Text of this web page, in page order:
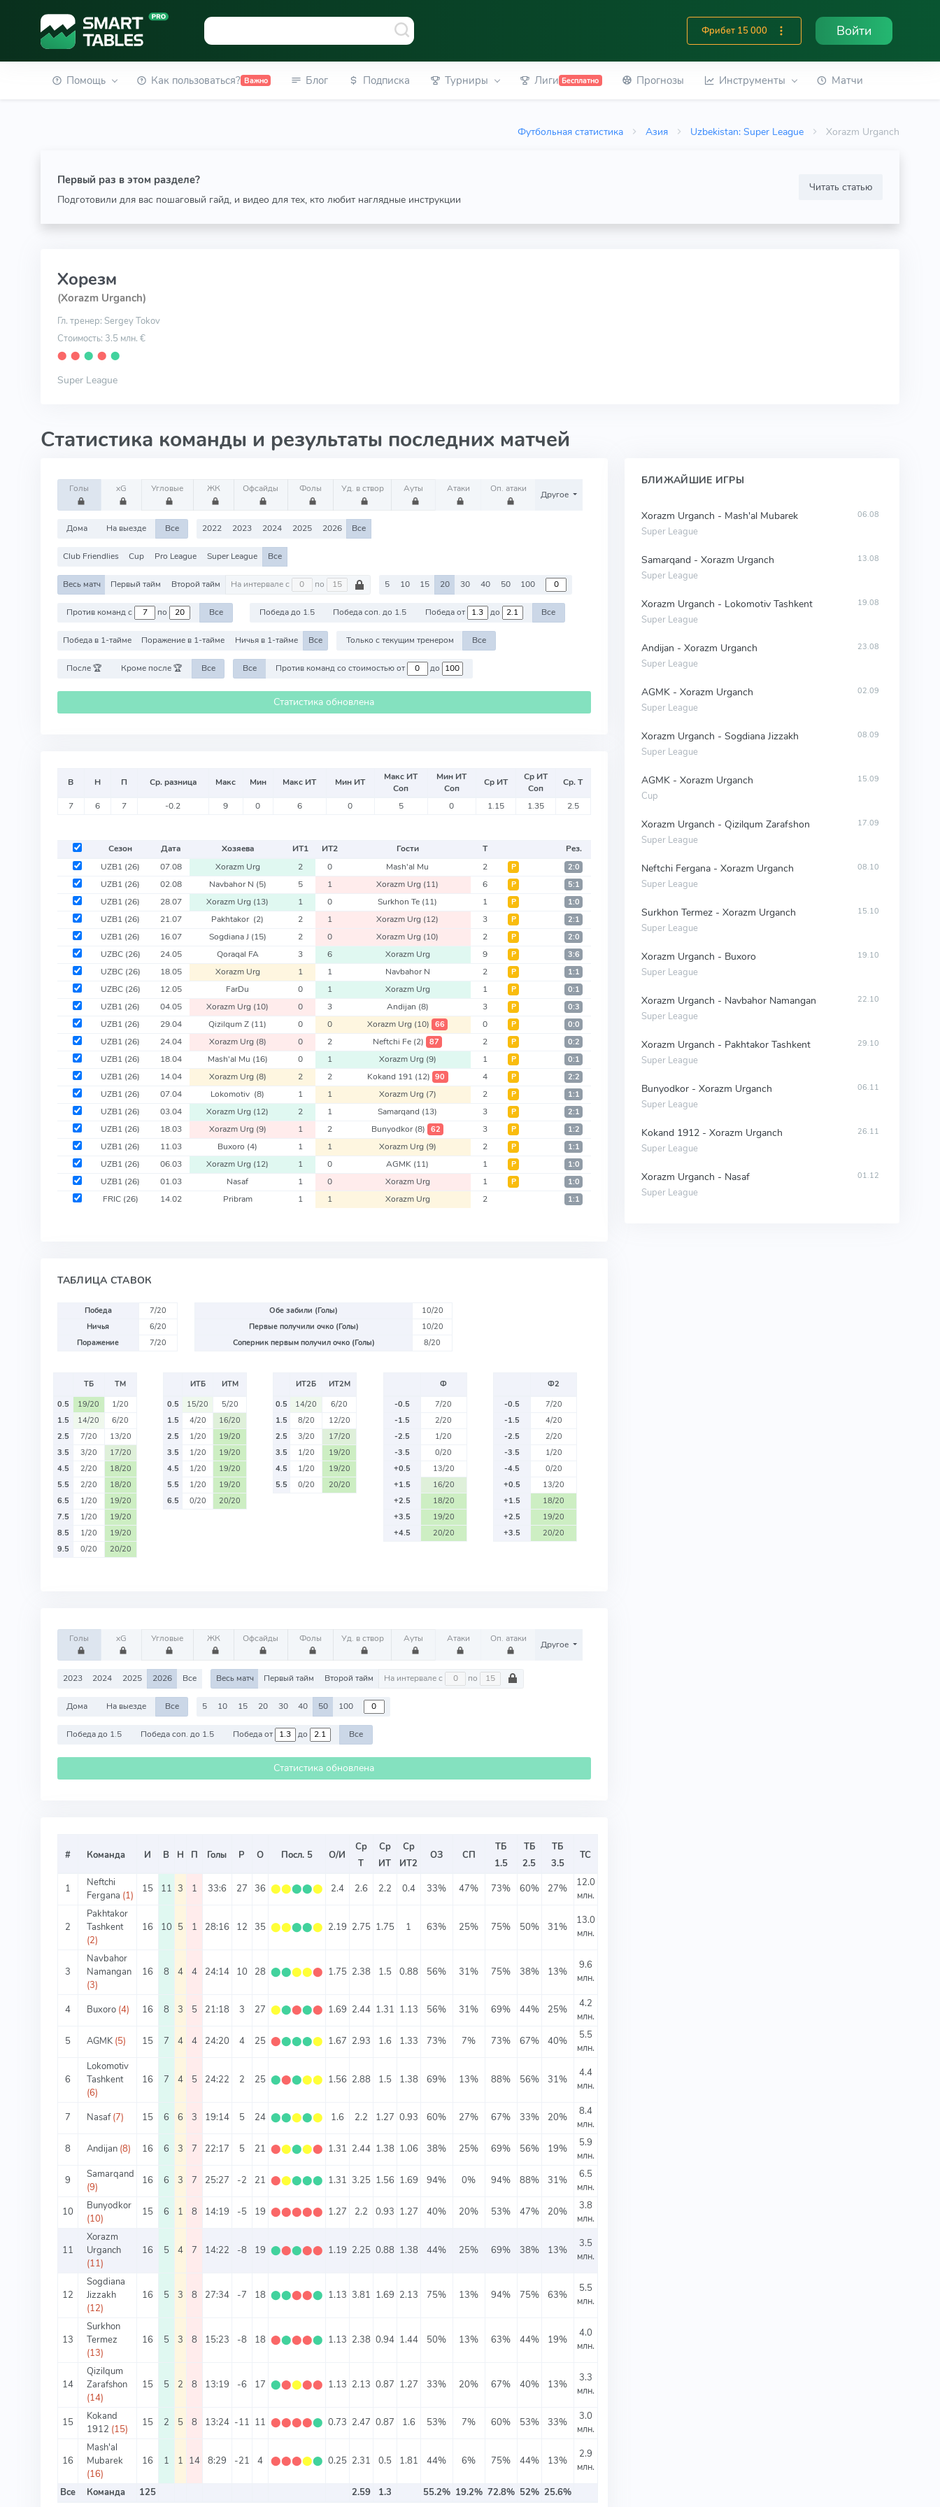
Фрибет 15 000 Войти
Помощь Как пользоваться? Важно Блог Подписка Турниры Лиги Бесплатно Прогнозы Инструменты Матчи
Футбольная статистика Азия Uzbekistan: Super League Xorazm Urganch
Первый раз в этом разделе?
Подготовили для вас пошаговый гайд, и видео для тех, кто любит наглядные инструкции
Читать статью
Хорезм
(Xorazm Urganch)
Гл. тренер: Sergey Tokov
Стоимость: 3.5 млн. €
⬤ ⬤ ⬤ ⬤ ⬤
Super League
Статистика команды и результаты последних матчей
Голы xG Угловые ЖК Офсайды Фолы Уд. в створ Ауты Атаки Оп. атаки
Другое
Дома На выезде Все 2022 2023 2024 2025 2026 Все
Club Friendlies Cup Pro League Super League Все
Весь матч Первый тайм Второй тайм На интервале с по 5 10 15 20 30 40 50 100
Против команд с по Все Победа до 1.5 Победа соп. до 1.5 Победа от до Все
Победа в 1-тайме Поражение в 1-тайме Ничья в 1-тайме Все Только с текущим тренером Все
После 🏆 Кроме после 🏆 Все Все Против команд со стоимостью от до
Статистика обновлена
В Н П Ср. разница Макс Мин Макс ИТ Мин ИТ
Макс ИТ
Соп
Мин ИТ
Соп
Ср ИТ
Ср ИТ
Соп
Ср. Т
7 6 7 -0.2 9 0 6 0 5 0 1.15 1.35 2.5
Сезон Дата Хозяева ИТ1 ИТ2 Гости Т
Рез.
UZB1 (26) 07.08 Xorazm Urg 2 0 Mash'al Mu 2 Р 2:0
UZB1 (26) 02.08 Navbahor N (5) 5 1 Xorazm Urg (11) 6 Р 5:1
UZB1 (26) 28.07 Xorazm Urg (13) 1 0 Surkhon Te (11) 1 Р 1:0
UZB1 (26) 21.07 Pakhtakor (2) 2 1 Xorazm Urg (12) 3 Р 2:1
UZB1 (26) 16.07 Sogdiana J (15) 2 0 Xorazm Urg (10) 2 Р 2:0
UZBC (26) 24.05 Qoraqal FA 3 6 Xorazm Urg 9 Р 3:6
UZBC (26) 18.05 Xorazm Urg 1 1 Navbahor N 2 Р 1:1
UZBC (26) 12.05 FarDu 0 1 Xorazm Urg 1 Р 0:1
UZB1 (26) 04.05 Xorazm Urg (10) 0 3 Andijan (8) 3 Р 0:3
UZB1 (26) 29.04 Qizilqum Z (11) 0 0 Xorazm Urg (10) 66 0 Р 0:0
UZB1 (26) 24.04 Xorazm Urg (8) 0 2 Neftchi Fe (2) 87 2 Р 0:2
UZB1 (26) 18.04 Mash'al Mu (16) 0 1 Xorazm Urg (9) 1 Р 0:1
UZB1 (26) 14.04 Xorazm Urg (8) 2 2 Kokand 191 (12) 90 4 Р 2:2
UZB1 (26) 07.04 Lokomotiv (8) 1 1 Xorazm Urg (7) 2 Р 1:1
UZB1 (26) 03.04 Xorazm Urg (12) 2 1 Samarqand (13) 3 Р 2:1
UZB1 (26) 18.03 Xorazm Urg (9) 1 2 Bunyodkor(8) 62 3 Р 1:2
UZB1 (26) 11.03 Buxoro (4) 1 1 Xorazm Urg (9) 2 Р 1:1
UZB1 (26) 06.03 Xorazm Urg (12) 1 0 AGMK (11) 1 Р 1:0
UZB1 (26) 01.03 Nasaf 1 0 Xorazm Urg 1 Р 1:0
FRIC (26) 14.02 Pribram 1 1 Xorazm Urg 2 1:1
ТАБЛИЦА СТАВОК
Победа
7/20
Ничья
6/20
Поражение
7/20
Обе забили (Голы)
10/20
Первые получили очко (Голы)
10/20
Соперник первым получил очко (Голы)
8/20
ТБ
ТМ
0.5
19/20
1/20
1.5
14/20
6/20
2.5
7/20
13/20
3.5
3/20
17/20
4.5
2/20
18/20
5.5
2/20
18/20
6.5
1/20
19/20
7.5
1/20
19/20
8.5
1/20
19/20
9.5
0/20 20/20
ИТБ
ИТМ
0.5
15/20
5/20
1.5
4/20
16/20
2.5
1/20
19/20
3.5
1/20
19/20
4.5
1/20
19/20
5.5
1/20
19/20
6.5
0/20 20/20
ИТ2Б
ИТ2М
0.5
14/20
6/20
1.5
8/20
12/20
2.5
3/20
17/20
3.5
1/20
19/20
4.5
1/20
19/20
5.5
0/20 20/20
Ф
-0.5
7/20
-1.5
2/20
-2.5
1/20
-3.5
0/20
+0.5
13/20
+1.5
16/20
+2.5
18/20
+3.5
19/20
+4.5
20/20
Ф2
-0.5
7/20
-1.5
4/20
-2.5
2/20
-3.5
1/20
-4.5
0/20
+0.5
13/20
+1.5
18/20
+2.5
19/20
+3.5
20/20
Голы xG Угловые ЖК Офсайды Фолы Уд. в створ Ауты Атаки Оп. атаки
Другое
2023 2024 2025 2026 Все Весь матч Первый тайм Второй тайм На интервале с по
Дома На выезде Все 5 10 15 20 30 40 50 100
Победа до 1.5 Победа соп. до 1.5 Победа от до Все
Статистика обновлена
# Команда И В Н П Голы Р О Посл. 5 О/И
Ср
Т
Ср
ИТ
Ср
ИТ2
ОЗ СП
ТБ
1.5
ТБ
2.5
ТБ
3.5
ТС
1
Neftchi
Fergana (1)
15 11 3 1 33:6 27 36 ⬤⬤⬤⬤⬤ 2.4 2.6 2.2 0.4 33% 47% 73% 60% 27%
12.0
млн.
2
Pakhtakor
Tashkent
(2)
16 10 5 1 28:16 12 35 ⬤⬤⬤⬤⬤ 2.19 2.75 1.75 1 63% 25% 75% 50% 31%
13.0
млн.
3
Navbahor
Namangan
(3)
16 8 4 4 24:14 10 28 ⬤⬤⬤⬤⬤ 1.75 2.38 1.5 0.88 56% 31% 75% 38% 13%
9.6
млн.
4 Buxoro (4) 16 8 3 5 21:18 3 27 ⬤⬤⬤⬤⬤ 1.69 2.44 1.31 1.13 56% 31% 69% 44% 25%
4.2
млн.
5
AGMK (5) 15 7 4 4 24:20 4 25 ⬤⬤⬤⬤⬤ 1.67 2.93 1.6 1.33 73% 7% 73% 67% 40%
5.5
млн.
6
Lokomotiv
Tashkent
(6)
16 7 4 5 24:22 2 25 ⬤⬤⬤⬤⬤ 1.56 2.88 1.5 1.38 69% 13% 88% 56% 31%
4.4
млн.
7 Nasaf (7) 15 6 6 3 19:14 5 24 ⬤⬤⬤⬤⬤ 1.6 2.2 1.27 0.93 60% 27% 67% 33% 20%
8.4
млн.
8
Andijan (8) 16 6 3 7 22:17 5 21 ⬤⬤⬤⬤⬤ 1.31 2.44 1.38 1.06 38% 25% 69% 56% 19%
5.9
млн.
9
Samarqand
(9)
16 6 3 7 25:27 -2 21 ⬤⬤⬤⬤⬤ 1.31 3.25 1.56 1.69 94% 0% 94% 88% 31%
6.5
млн.
10
Bunyodkor
(10)
15 6 1 8 14:19 -5 19 ⬤⬤⬤⬤⬤ 1.27 2.2 0.93 1.27 40% 20% 53% 47% 20%
3.8
млн.
11
Xorazm
Urganch
(11)
16 5 4 7 14:22 -8 19 ⬤⬤⬤⬤⬤ 1.19 2.25 0.88 1.38 44% 25% 69% 38% 13%
3.5
млн.
12
Sogdiana
Jizzakh
(12)
16 5 3 8 27:34 -7 18 ⬤⬤⬤⬤⬤ 1.13 3.81 1.69 2.13 75% 13% 94% 75% 63%
5.5
млн.
13
Surkhon
Termez
(13)
16 5 3 8 15:23 -8 18 ⬤⬤⬤⬤⬤ 1.13 2.38 0.94 1.44 50% 13% 63% 44% 19%
4.0
млн.
14
Qizilqum
Zarafshon
(14)
15 5 2 8 13:19 -6 17 ⬤⬤⬤⬤⬤ 1.13 2.13 0.87 1.27 33% 20% 67% 40% 13%
3.3
млн.
15
Kokand
1912 (15)
15 2 5 8 13:24 -11 11 ⬤⬤⬤⬤⬤ 0.73 2.47 0.87 1.6 53% 7% 60% 53% 33%
3.0
млн.
16
Mash'al
Mubarek
(16)
16 1 1 14 8:29 -21 4 ⬤⬤⬤⬤⬤ 0.25 2.31 0.5 1.81 44% 6% 75% 44% 13%
2.9
млн.
Все
Команда 125 2.59 1.3 55.2% 19.2% 72.8% 52% 25.6%
БЛИЖАЙШИЕ ИГРЫ
Xorazm Urganch - Mash'al Mubarek
Super League
06.08
Samarqand - Xorazm Urganch
Super League
13.08
Xorazm Urganch - Lokomotiv Tashkent
Super League
19.08
Andijan - Xorazm Urganch
Super League
23.08
AGMK - Xorazm Urganch
Super League
02.09
Xorazm Urganch - Sogdiana Jizzakh
Super League
08.09
AGMK - Xorazm Urganch
Cup
15.09
Xorazm Urganch - Qizilqum Zarafshon
Super League
17.09
Neftchi Fergana - Xorazm Urganch
Super League
08.10
Surkhon Termez - Xorazm Urganch
Super League
15.10
Xorazm Urganch - Buxoro
Super League
19.10
Xorazm Urganch - Navbahor Namangan
Super League
22.10
Xorazm Urganch - Pakhtakor Tashkent
Super League
29.10
Bunyodkor - Xorazm Urganch
Super League
06.11
Kokand 1912 - Xorazm Urganch
Super League
26.11
Xorazm Urganch - Nasaf
Super League
01.12